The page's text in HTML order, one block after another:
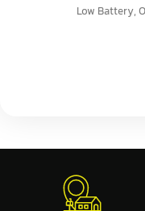
Low Battery,